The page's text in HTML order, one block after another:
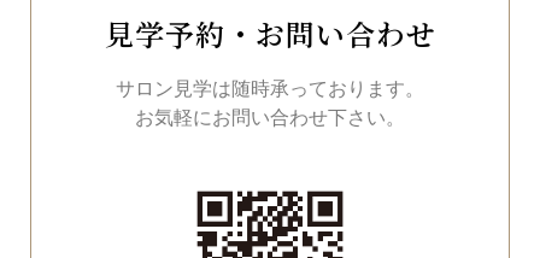
見学予約・お問い合わせ
サロン見学は随時承っております。
お気軽にお問い合わせ下さい。